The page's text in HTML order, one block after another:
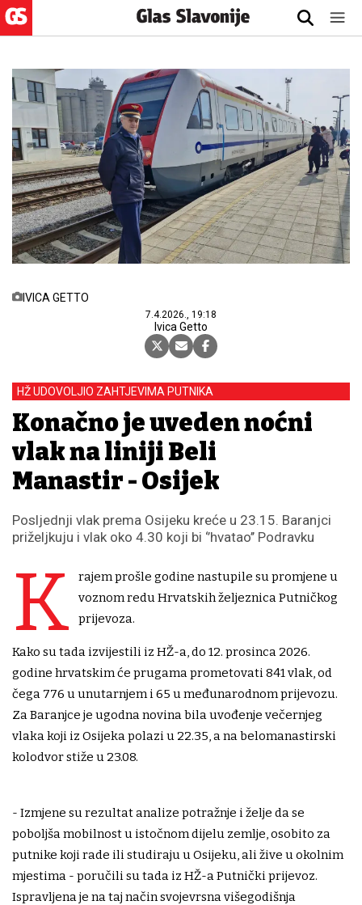
IVICA GETTO
7.4.2026., 19:18
Ivica Getto
HŽ UDOVOLJIO ZAHTJEVIMA PUTNIKA
Konačno je uveden noćni
vlak na liniji Beli
Manastir - Osijek
Posljednji vlak prema Osijeku kreće u 23.15. Baranjci
priželjkuju i vlak oko 4.30 koji bi ‘’hvatao’’ Podravku
K
rajem prošle godine nastupile su promjene u
voznom redu Hrvatskih željeznica Putničkog
prijevoza.
Kako su tada izvijestili iz HŽ-a, do 12. prosinca 2026.
godine hrvatskim će prugama prometovati 841 vlak, od
čega 776 u unutarnjem i 65 u međunarodnom prijevozu.
Za Baranjce je ugodna novina bila uvođenje večernjeg
vlaka koji iz Osijeka polazi u 22.35, a na belomanastirski
kolodvor stiže u 23.08.
- Izmjene su rezultat analize potražnje i želje da se
poboljša mobilnost u istočnom dijelu zemlje, osobito za
putnike koji rade ili studiraju u Osijeku, ali žive u okolnim
mjestima - poručili su tada iz HŽ-a Putnički prijevoz.
Ispravljena je na taj način svojevrsna višegodišnja